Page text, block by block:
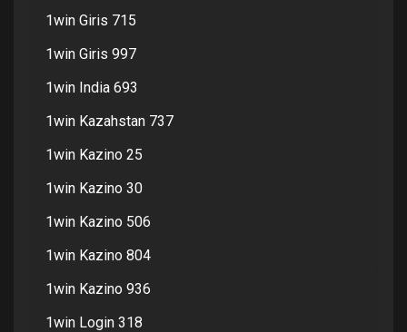
1win Giris 715
1win Giris 997
1win India 693
1win Kazahstan 737
1win Kazino 25
1win Kazino 30
1win Kazino 506
1win Kazino 804
1win Kazino 936
1win Login 318